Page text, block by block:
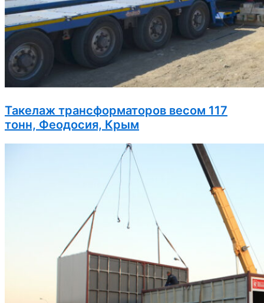
Такелаж трансформаторов весом 117
тонн, Феодосия, Крым